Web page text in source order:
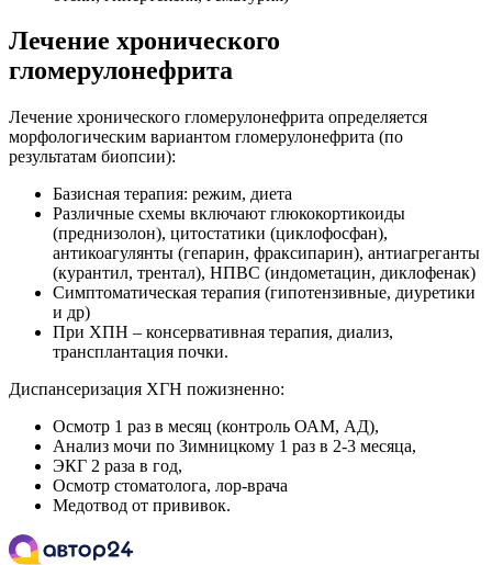
Лечение хронического
гломерулонефрита
Лечение хронического гломерулонефрита определяется
морфологическим вариантом гломерулонефрита (по
результатам биопсии):
Базисная терапия: режим, диета
Различные схемы включают глюкокортикоиды
(преднизолон), цитостатики (циклофосфан),
антикоагулянты (гепарин, фраксипарин), антиагреганты
(курантил, трентал), НПВС (индометацин, диклофенак)
Симптоматическая терапия (гипотензивные, диуретики
и др)
При ХПН – консервативная терапия, диализ,
трансплантация почки.
Диспансеризация ХГН пожизненно:
Осмотр 1 раз в месяц (контроль ОАМ, АД),
Анализ мочи по Зимницкому 1 раз в 2-3 месяца,
ЭКГ 2 раза в год,
Осмотр стоматолога, лор-врача
Медотвод от прививок.